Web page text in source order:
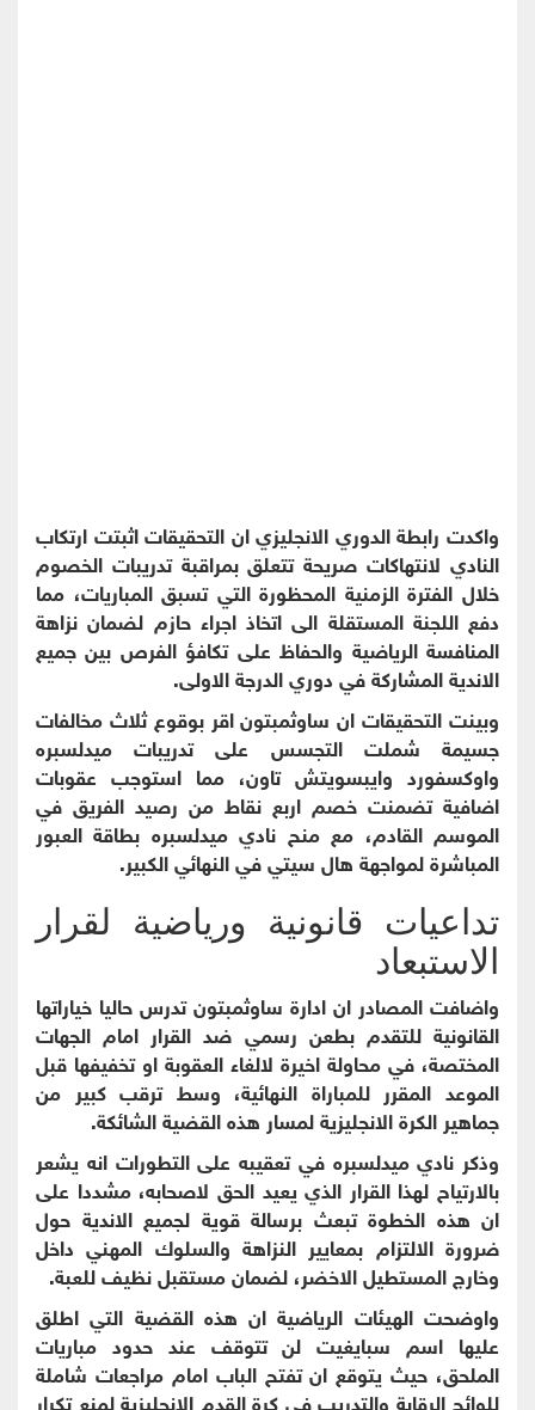
واكدت رابطة الدوري الانجليزي ان التحقيقات اثبتت ارتكاب
النادي لانتهاكات صريحة تتعلق بمراقبة تدريبات الخصوم
خلال الفترة الزمنية المحظورة التي تسبق المباريات، مما
دفع اللجنة المستقلة الى اتخاذ اجراء حازم لضمان نزاهة
المنافسة الرياضية والحفاظ على تكافؤ الفرص بين جميع
الاندية المشاركة في دوري الدرجة الاولى.
وبينت التحقيقات ان ساوثمبتون اقر بوقوع ثلاث مخالفات
جسيمة شملت التجسس على تدريبات ميدلسبره
واوكسفورد وايبسويتش تاون، مما استوجب عقوبات
اضافية تضمنت خصم اربع نقاط من رصيد الفريق في
الموسم القادم، مع منح نادي ميدلسبره بطاقة العبور
المباشرة لمواجهة هال سيتي في النهائي الكبير.
تداعيات قانونية ورياضية لقرار
الاستبعاد
واضافت المصادر ان ادارة ساوثمبتون تدرس حاليا خياراتها
القانونية للتقدم بطعن رسمي ضد القرار امام الجهات
المختصة، في محاولة اخيرة لالغاء العقوبة او تخفيفها قبل
الموعد المقرر للمباراة النهائية، وسط ترقب كبير من
جماهير الكرة الانجليزية لمسار هذه القضية الشائكة.
وذكر نادي ميدلسبره في تعقيبه على التطورات انه يشعر
بالارتياح لهذا القرار الذي يعيد الحق لاصحابه، مشددا على
ان هذه الخطوة تبعث برسالة قوية لجميع الاندية حول
ضرورة الالتزام بمعايير النزاهة والسلوك المهني داخل
وخارج المستطيل الاخضر، لضمان مستقبل نظيف للعبة.
واوضحت الهيئات الرياضية ان هذه القضية التي اطلق
عليها اسم سبايغيت لن تتوقف عند حدود مباريات
الملحق، حيث يتوقع ان تفتح الباب امام مراجعات شاملة
للوائح الرقابة والتدريب في كرة القدم الانجليزية لمنع تكرار